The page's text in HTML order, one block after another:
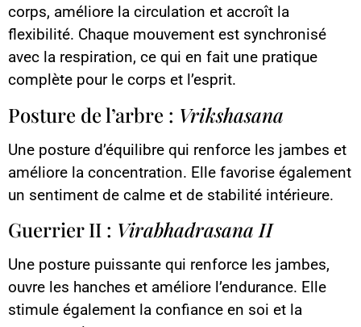
corps, améliore la circulation et accroît la
flexibilité. Chaque mouvement est synchronisé
avec la respiration, ce qui en fait une pratique
complète pour le corps et l’esprit.
Posture de l’arbre : Vrikshasana
Une posture d’équilibre qui renforce les jambes et
améliore la concentration. Elle favorise également
un sentiment de calme et de stabilité intérieure.
Guerrier II : Virabhadrasana II
Une posture puissante qui renforce les jambes,
ouvre les hanches et améliore l’endurance. Elle
stimule également la confiance en soi et la